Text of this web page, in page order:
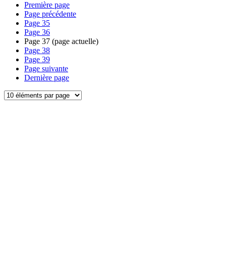
Première page
Page précédente
Page 35
Page 36
Page 37 (page actuelle)
Page 38
Page 39
Page suivante
Dernière page